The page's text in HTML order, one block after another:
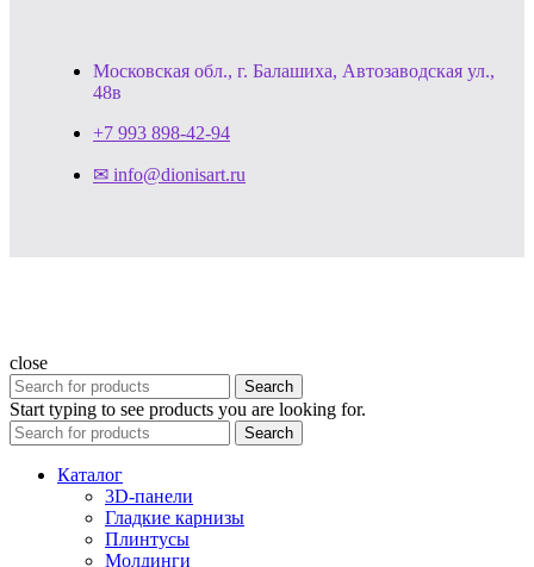
Московская обл., г. Балашиха, Автозаводская ул.,
48в
+7 993 898-42-94
✉ info@dionisart.ru
close
Search
Start typing to see products you are looking for.
Search
Каталог
3D-панели
Гладкие карнизы
Плинтусы
Молдинги